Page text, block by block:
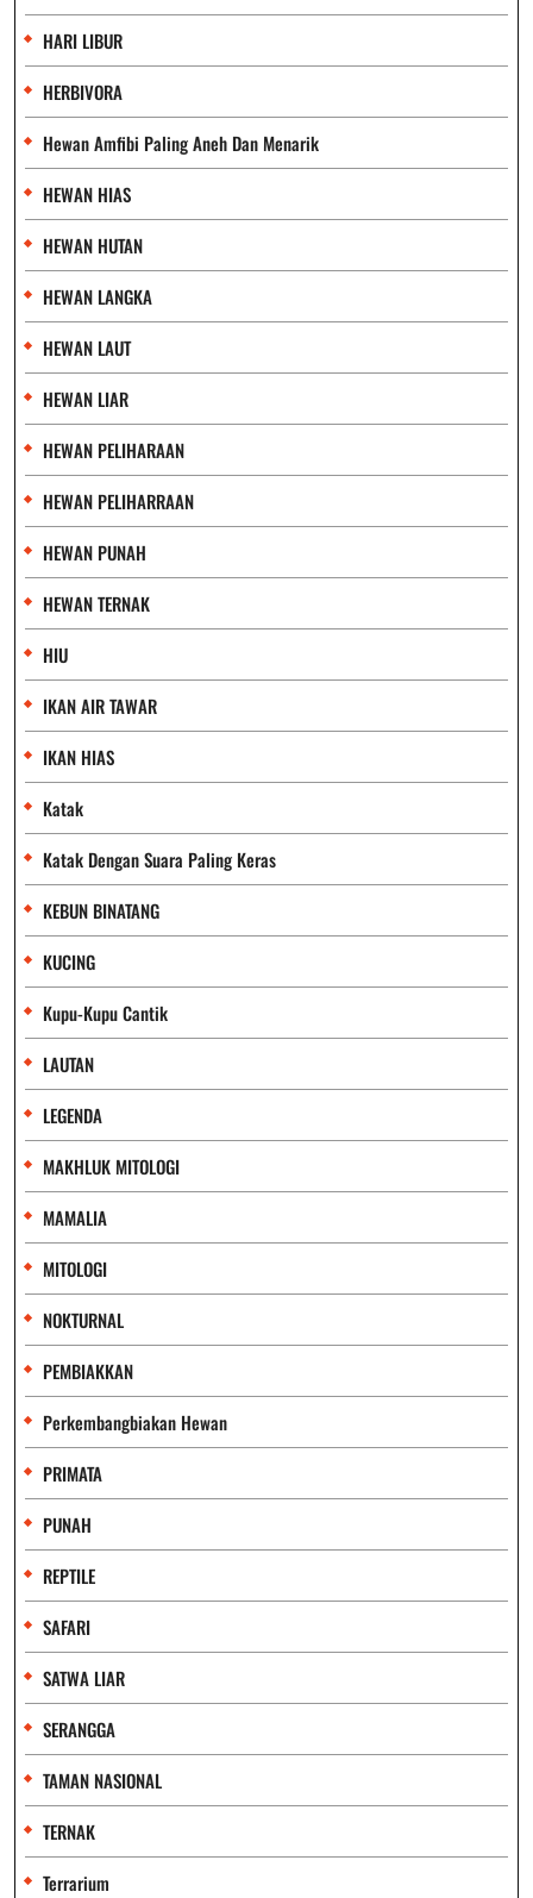
HARI LIBUR
HERBIVORA
Hewan Amfibi Paling Aneh Dan Menarik
HEWAN HIAS
HEWAN HUTAN
HEWAN LANGKA
HEWAN LAUT
HEWAN LIAR
HEWAN PELIHARAAN
HEWAN PELIHARRAAN
HEWAN PUNAH
HEWAN TERNAK
HIU
IKAN AIR TAWAR
IKAN HIAS
Katak
Katak Dengan Suara Paling Keras
KEBUN BINATANG
KUCING
Kupu-Kupu Cantik
LAUTAN
LEGENDA
MAKHLUK MITOLOGI
MAMALIA
MITOLOGI
NOKTURNAL
PEMBIAKKAN
Perkembangbiakan Hewan
PRIMATA
PUNAH
REPTILE
SAFARI
SATWA LIAR
SERANGGA
TAMAN NASIONAL
TERNAK
Terrarium